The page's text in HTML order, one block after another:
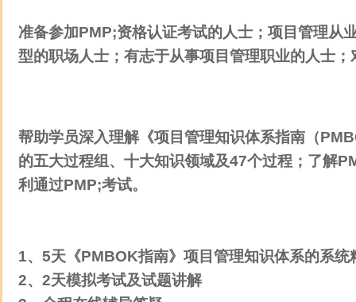
准备参加PMP;资格认证考试的人士；项目管理从
型的职场人士；有志于从事项目管理职业的人士
帮助学员深入理解《项目管理知识体系指南（
的五大过程组、十大知识领域及47个过程；了解
利通过PMP;考试。
1、5天《PMBOK指南》项目管理知识体系的系统
2、2天模拟考试及试题讲解